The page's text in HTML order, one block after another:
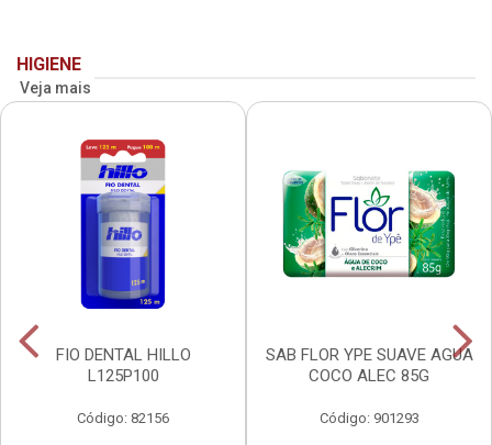
HIGIENE
Veja mais
FIO DENTAL HILLO
L125P100
Código: 82156
SAB FLOR YPE SUAVE AGUA
COCO ALEC 85G
Código: 901293